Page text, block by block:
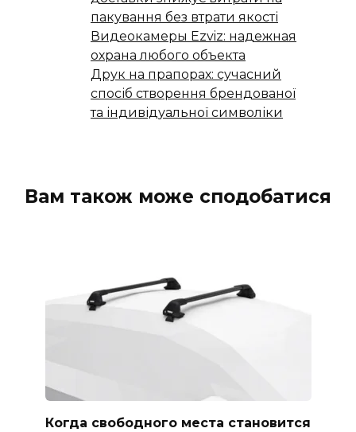
пакування без втрати якості
Видеокамеры Ezviz: надежная
охрана любого объекта
Друк на прапорах: сучасний
спосіб створення брендованої
та індивідуальної символіки
Вам також може сподобатися
Когда свободного места становится